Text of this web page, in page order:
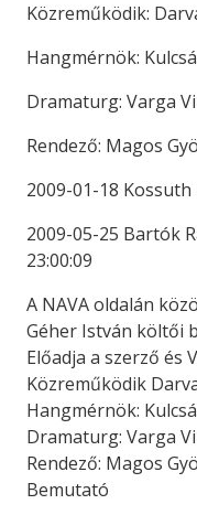
Közreműködik:
Hangmérnök:
Dramaturg: Varga
Rendező: Magos
2009-01-18 Kossuth
2009-05-25 Bartók
23:00:09
A NAVA oldalán
Géher István költői
Előadja a szerző és
Közreműködik
Hangmérnök:
Dramaturg: Varga
Rendező: Magos
Bemutató